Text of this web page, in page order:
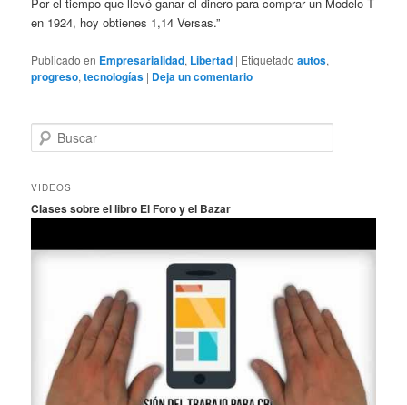
Por el tiempo que llevó ganar el dinero para comprar un Modelo T
en 1924, hoy obtienes 1,14 Versas.”
Publicado en Empresarialidad, Libertad | Etiquetado autos,
progreso,tecnologías | Deja un comentario
u
c
r
VIDEOS
Clases sobre el libro El Foro y el Bazar